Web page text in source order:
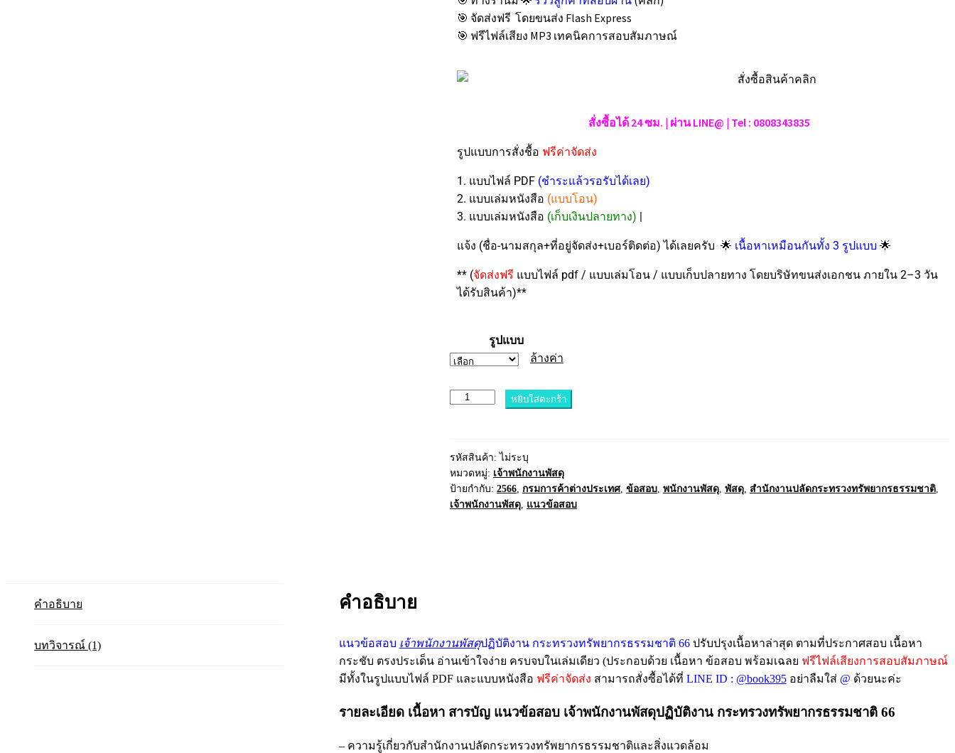
🎯 จัดส่งฟรี โดยขนส่ง Flash Express
🎯 ฟรีไฟล์เสียง MP3 เทคนิคการสอบสัมภาษณ์
สั่งซื้อได้ 24 ซม. | ผ่าน LINE@ | Tel : 0808343835
รูปแบบการสั่งชื้อ ฟรีค่าจัดส่ง
1. แบบไฟล์ PDF (ชำระแล้วรอรับได้เลย)
2. แบบเล่มหนังสือ (แบบโอน)
3. แบบเล่มหนังสือ (เก็บเงินปลายทาง)
แจ้ง (ชื่อ-นามสกุล+ที่อยู่จัดส่ง+เบอร์ติดต่อ) ได้เลยครับ 🌟 เนื้อหาเหมือนกันทั้ง 3 รูปแบบ 🌟
** (จัดส่งฟรี แบบไฟล์ pdf / แบบเล่มโอน / แบบเก็บปลายทาง โดยบริษัทขนส่งเอกชน ภายใน 2–3 วัน
ได้รับสินค้า)**
รูปแบบ
ล้างค่า
หยิบใส่ตะกร้า
รหัสสินค้า: ไม่ระบุ
หมวดหมู่: เจ้าพนักงานพัสดุ
ป้ายกำกับ: 2566, กรมการค้าต่างประเทศ, ข้อสอบ, พนักงานพัสดุ, พัสดุ, สำนักงานปลัดกระทรวงทรัพยากรธรรมชาติ,
เจ้าพนักงานพัสดุ, แนวข้อสอบ
คำอธิบาย
บทวิจารณ์ (1)
คำอธิบาย
แนวข้อสอบ เจ้าพนักงานพัสดุปฏิบัติงาน กระทรวงทรัพยากรธรรมชาติ 66ปรับปรุงเนื้อหาล่าสุด ตามที่ประกาศสอบ เนื้อหา
กระชับ ตรงประเด็น อ่านเข้าใจง่าย ครบจบในเล่มเดียว (ประกอบด้วย เนื้อหา ข้อสอบ พร้อมเฉลย ฟรีไฟล์เสียงการสอบสัมภาษณ์
มีทั้งในรูปแบบไฟล์ PDF และแบบหนังสือ ฟรีค่าจัดส่ง สามารถสั่งซื้อได้ที่ LINE ID : @book395 อย่าลืมใส่ @ ด้วยนะค่ะ
รายละเอียด เนื้อหา สารบัญ แนวข้อสอบ เจ้าพนักงานพัสดุปฏิบัติงาน กระทรวงทรัพยากรธรรมชาติ 66
– ความรู้เกี่ยวกับสำนักงานปลัดกระทรวงทรัพยากรธรรมชาติและสิ่งแวดล้อม